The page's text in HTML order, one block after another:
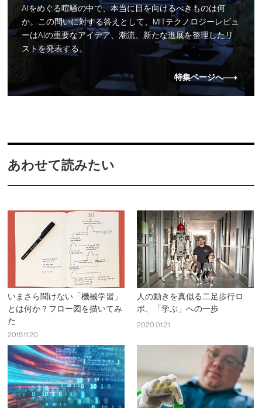
AIをめぐる喧騒の中で、本当に目を向けるべきものは何
か。この問いに対する答えとして、MITテクノロジーレビュ
ーはAIの重要なアイデア、潮流、新たな進展を整理したリ
ストを発表する。
特集ページへ
あわせて読みたい
いまさら聞けない「機械学習」
とは何か？フロー図を描いてみ
た
2018.11.20
人の動きを真似る二足歩行ロ
ボ、「学ぶ」への一歩
2020.01.21